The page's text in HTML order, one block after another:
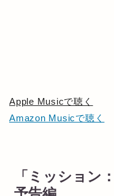
Apple Musicで聴く
Amazon Musicで聴く
「ミッション